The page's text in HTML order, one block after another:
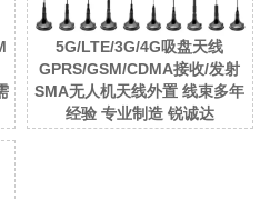
5G/LTE/3G/4G吸盘天线
GPRS/GSM/CDMA接收/发射
SMA无人机天线外置 线束多年
经验 专业制造 锐诚达